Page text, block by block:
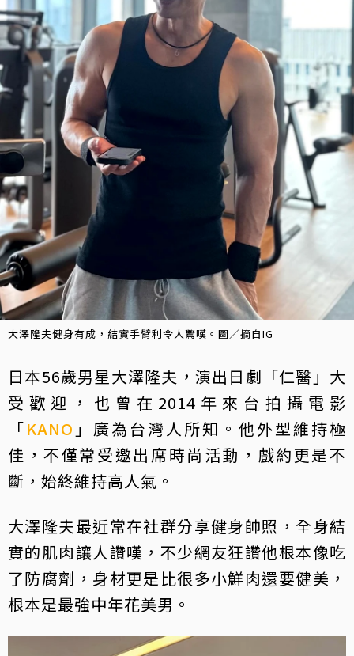
大澤隆夫健身有成，結實手臂利令人驚嘆。圖／摘自IG
日本56歲男星大澤隆夫，演出日劇「仁醫」大
受歡迎，也曾在2014年來台拍攝電影
「KANO 」廣為台灣人所知。他外型維持極
佳，不僅常受邀出席時尚活動，戲約更是不
斷，始終維持高人氣。
大澤隆夫最近常在社群分享健身帥照，全身結
實的肌肉讓人讚嘆，不少網友狂讚他根本像吃
了防腐劑，身材更是比很多小鮮肉還要健美，
根本是最強中年花美男。